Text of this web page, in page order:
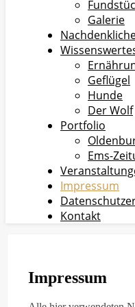
Galerie
Geflügel
Hunde
Der Wolf
Portfolio
Ems-
Impressum
Kontakt
Impressum